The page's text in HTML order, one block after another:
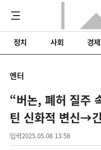
정치 사회 경제
엔터
“버논, 폐허 질주
틴 신화적 변신→
입력2025.05.08 13:58